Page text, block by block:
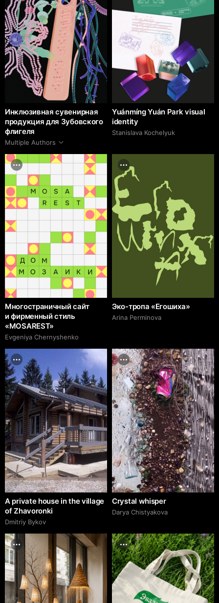
Инклюзивная сувенирная
продукция для Зубовского
флигеля
Multiple Authors
Yuánmíng Yuán Park visual
identity
Stanislava Kochelyuk
Многостраничный сайт
и фирменный стиль
«MOSAREST»
Evgeniya Chernyshenko
Эко-тропа «Егошиха»
Arina Perminova
A private house in the village
of Zhavoronki
Dmitriy Bykov
Crystal whisper
Darya Chistyakova